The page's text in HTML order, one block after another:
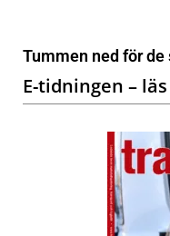
Tummen ned för
E-tidningen –